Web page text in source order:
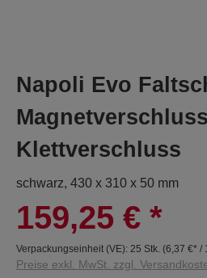
Napoli Evo
Klettverschluss
schwarz, 430 x 310 x 50 mm
159,25 € *
Verpackungseinheit (VE): 25 Stk. (6,37 €* /
Preise exkl. MwSt. zzgl.